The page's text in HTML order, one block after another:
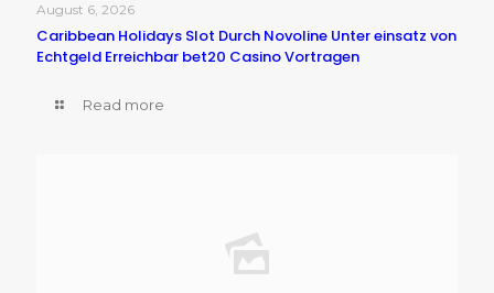
August 6, 2026
Caribbean Holidays Slot Durch Novoline Unter einsatz von
Echtgeld Erreichbar bet20 Casino Vortragen
Read more